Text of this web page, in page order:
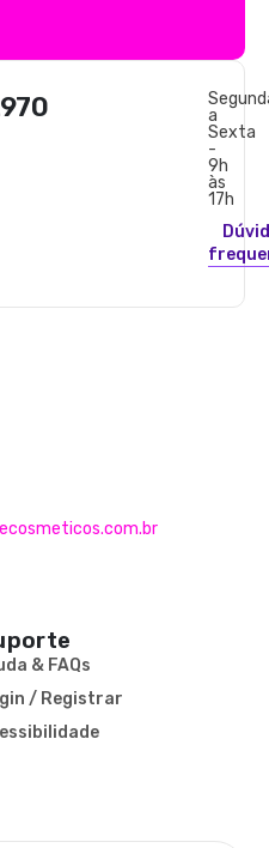
a
Sexta
-
9h
às
17h
& FAQs
/ Registrar